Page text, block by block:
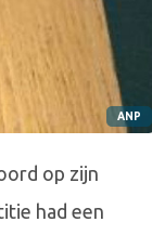
ANP
op zijn
had een